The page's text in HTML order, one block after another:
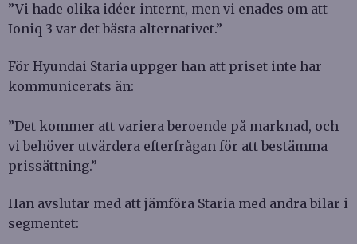
”Vi hade olika idéer internt, men vi enades om att
Ioniq 3 var det bästa alternativet.”
För Hyundai Staria uppger han att priset inte har
kommunicerats än:
”Det kommer att variera beroende på marknad, och
vi behöver utvärdera efterfrågan för att bestämma
prissättning.”
Han avslutar med att jämföra Staria med andra bilar i
segmentet: